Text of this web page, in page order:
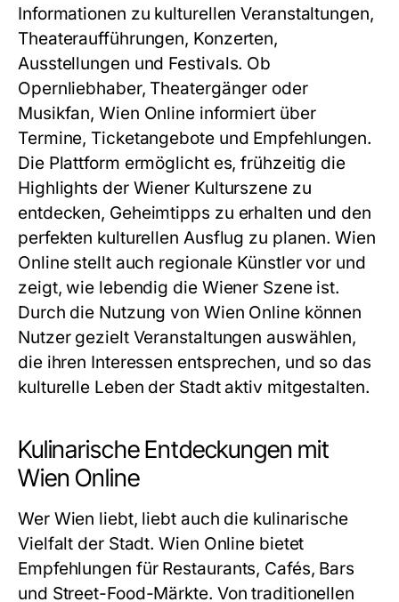
Informationen zu kulturellen Veranstaltungen,
Theateraufführungen, Konzerten,
Ausstellungen und Festivals. Ob
Opernliebhaber, Theatergänger oder
Musikfan, Wien Online informiert über
Termine, Ticketangebote und Empfehlungen.
Die Plattform ermöglicht es, frühzeitig die
Highlights der Wiener Kulturszene zu
entdecken, Geheimtipps zu erhalten und den
perfekten kulturellen Ausflug zu planen. Wien
Online stellt auch regionale Künstler vor und
zeigt, wie lebendig die Wiener Szene ist.
Durch die Nutzung von Wien Online können
Nutzer gezielt Veranstaltungen auswählen,
die ihren Interessen entsprechen, und so das
kulturelle Leben der Stadt aktiv mitgestalten.
Kulinarische Entdeckungen mit
Wien Online
Wer Wien liebt, liebt auch die kulinarische
Vielfalt der Stadt. Wien Online bietet
Empfehlungen für Restaurants, Cafés, Bars
und Street-Food-Märkte. Von traditionellen